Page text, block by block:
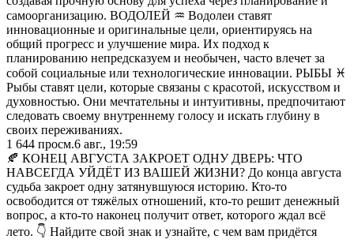
самоорганизацию. ВОДОЛЕЙ ♒️ Водолеи ставят
инновационные и оригинальные цели, ориентируясь на
общий прогресс и улучшение мира. Их подход к
планированию непредсказуем и необычен, часто влечет за
собой социальные или технологические инновации. РЫБЫ ♓️
Рыбы ставят цели, которые связаны с красотой, искусством и
духовностью. Они мечтательны и интуитивны, предпочитают
следовать своему внутреннему голосу и искать глубину в
своих переживаниях.
1 644 просм.6 авг., 19:59
🍂 КОНЕЦ АВГУСТА ЗАКРОЕТ ОДНУ ДВЕРЬ: ЧТО
НАВСЕГДА УЙДЁТ ИЗ ВАШЕЙ ЖИЗНИ? До конца августа
судьба закроет одну затянувшуюся историю. Кто-то
освободится от тяжёлых отношений, кто-то решит денежный
вопрос, а кто-то наконец получит ответ, которого ждал всё
лето. 👇 Найдите свой знак и узнайте, с чем вам придётся